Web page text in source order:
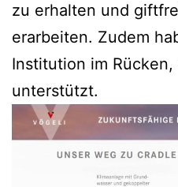
zu erhalten und
erarbeiten. Zudem
Institution im
unterstützt.